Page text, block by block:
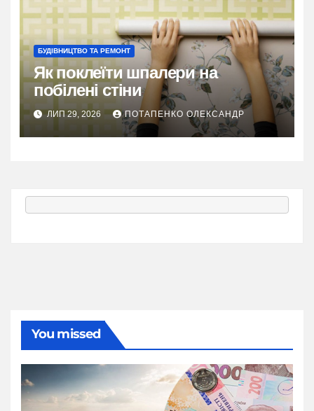
БУДІВНИЦТВО ТА РЕМОНТ
Як поклеїти шпалери на
побілені стіни
ЛИП 29, 2026 ПОТАПЕНКО ОЛЕКСАНДР
You missed